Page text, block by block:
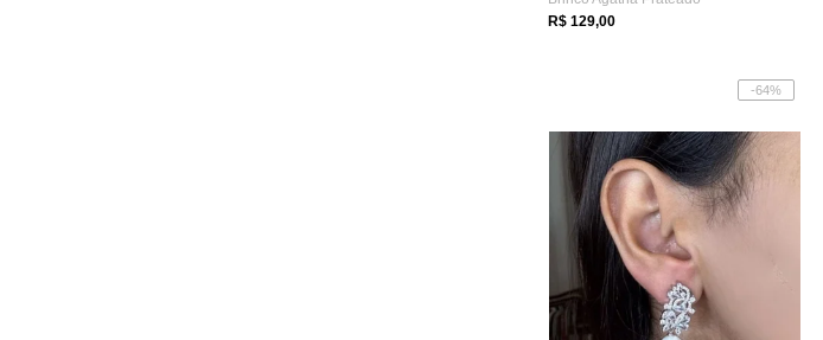
R$ 129,00
-64%